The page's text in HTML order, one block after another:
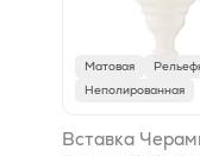
Матовая
Неполированная
Вставка